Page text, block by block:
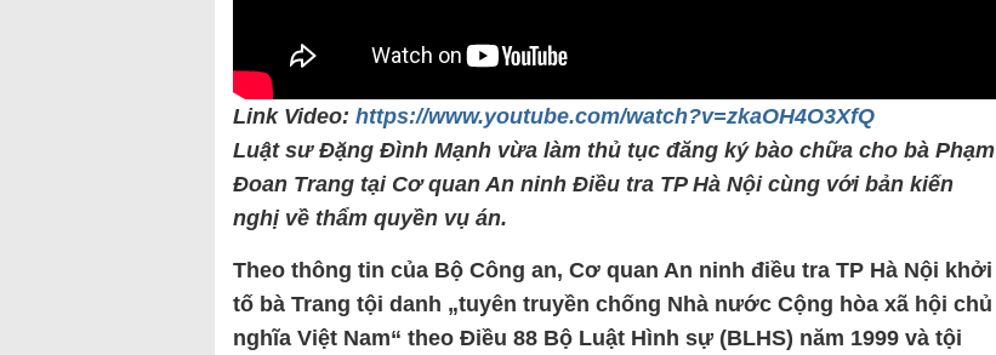
Link Video: https://www.youtube.com/watch?v=zkaOH4O3XfQ
Luật sư Đặng Đình Mạnh vừa làm thủ tục đăng ký bào chữa cho bà Phạm
Đoan Trang tại Cơ quan An ninh Điều tra TP Hà Nội cùng với bản kiến
nghị về thẩm quyền vụ án.
Theo thông tin của Bộ Công an, Cơ quan An ninh điều tra TP Hà Nội khởi
tố bà Trang tội danh „tuyên truyền chống Nhà nước Cộng hòa xã hội chủ
nghĩa Việt Nam“ theo Điều 88 Bộ Luật Hình sự (BLHS) năm 1999 và tội